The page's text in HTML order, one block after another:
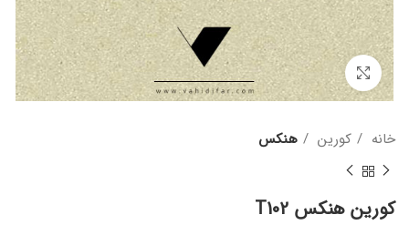
بزرگنمایی تصویر
خانه کورین هنکس
کورین هنکس T102